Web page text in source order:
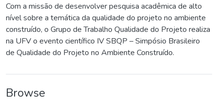
Com a missão de desenvolver pesquisa acadêmica de alto
nível sobre a temática da qualidade do projeto no ambiente
construído, o Grupo de Trabalho Qualidade do Projeto realiza
na UFV o evento científico IV SBQP – Simpósio Brasileiro
de Qualidade do Projeto no Ambiente Construído.
Browse